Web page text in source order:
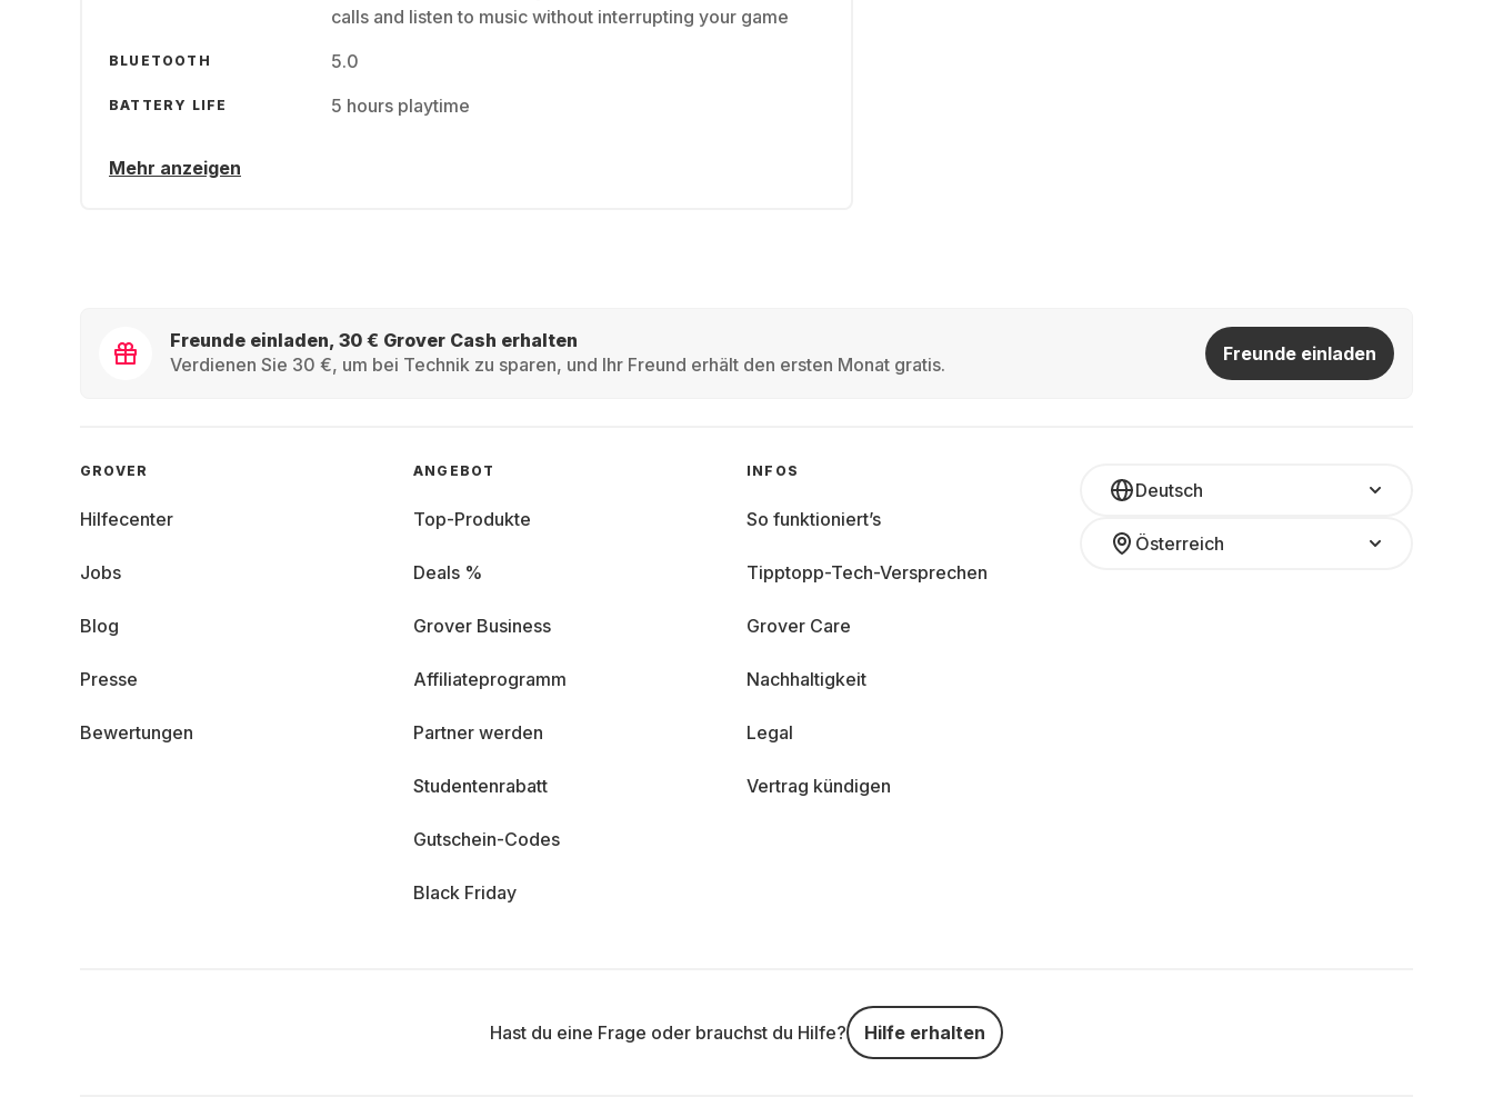
calls and listen to music without interrupting your game
BLUETOOTH 5.0
BATTERY LIFE 5 hours playtime
Mehr anzeigen
Freunde einladen, 30 € Grover Cash erhalten
Verdienen Sie 30 €, um bei Technik zu sparen, und Ihr Freund erhält den ersten Monat gratis.
Freunde einladen
Deutsch
Österreich
GROVER
Hilfecenter
Jobs
Blog
Presse
Bewertungen
ANGEBOT
Top-Produkte
Deals %
Grover Business
Affiliateprogramm
Partner werden
Studentenrabatt
Gutschein-Codes
Black Friday
INFOS
So funktioniert’s
Tipptopp-Tech-Versprechen
Grover Care
Nachhaltigkeit
Legal
Vertrag kündigen
Hast du eine Frage oder brauchst du Hilfe? Hilfe erhalten